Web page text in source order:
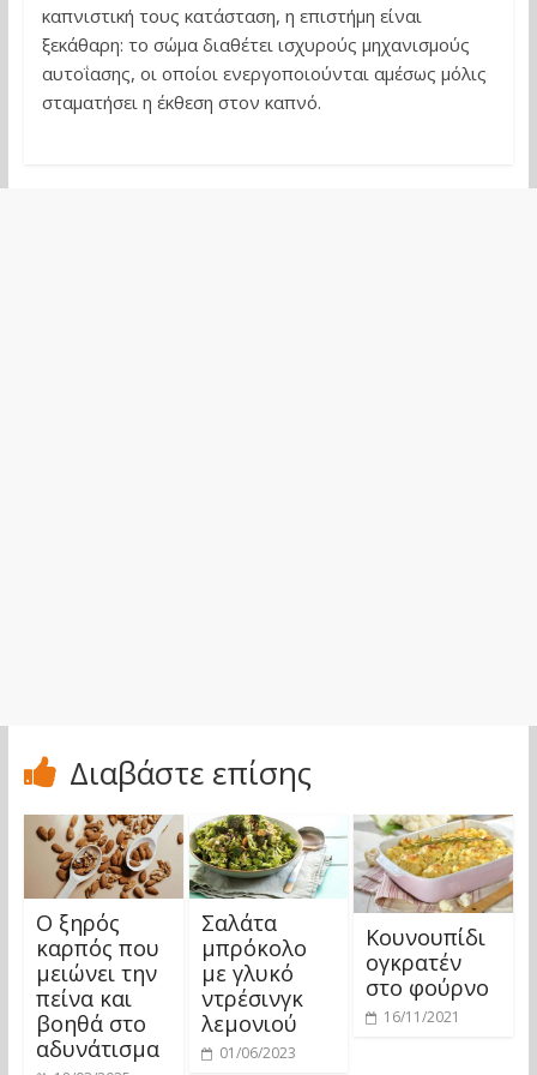
καπνιστική τους κατάσταση, η επιστήμη είναι
ξεκάθαρη: το σώμα διαθέτει ισχυρούς μηχανισμούς
αυτοΐασης, οι οποίοι ενεργοποιούνται αμέσως μόλις
σταματήσει η έκθεση στον καπνό.
Διαβάστε επίσης
Ο ξηρός
καρπός που
μειώνει την
πείνα και
βοηθά στο
αδυνάτισμα
Σαλάτα
μπρόκολο
με γλυκό
ντρέσινγκ
λεμονιού
01/06/2023
Κουνουπίδι
ογκρατέν
στο φούρνο
16/11/2021